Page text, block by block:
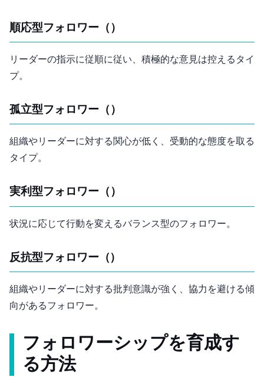
順応型フォロワー（Conformist Follower）
リーダーの指示に従順に従い、積極的な意見は控えるタイ
プ。
孤立型フォロワー（Isolated Follower）
組織やリーダーに対する関心が低く、受動的な態度を取る
タイプ。
実利型フォロワー（Pragmatic Follower）
状況に応じて行動を変えるバランス型のフォロワー。
反抗型フォロワー（Alienated Follower）
組織やリーダーに対する批判意識が強く、協力を避ける傾
向があるフォロワー。
フォロワーシップを育成す
る方法